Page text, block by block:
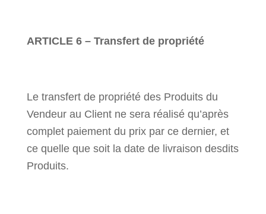
ARTICLE 6 – Transfert de propriété
Le transfert de propriété des Produits du
Vendeur au Client ne sera réalisé qu’après
complet paiement du prix par ce dernier, et
ce quelle que soit la date de livraison desdits
Produits.